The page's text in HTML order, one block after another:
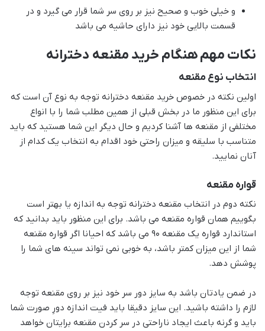
و خیلی خوب و صحیح نیز بر روی سر شما قرار می گیرد و در
قسمت بالایی خود نیز دارای حاشیه می باشد
نکات مهم هنگام خرید مقنعه دخترانه
انتخاب نوع مقنعه
اولین نکته در خصوص خرید مقنعه دخترانه توجه به نوع آن است که
برای این منظور ما در بخش قبلی از همین مطلب شما را با انواع
مختلفی از مقنعه ها آشنا کردیم و حال دیگر این شما هستید که باید
متناسب با سلیقه و میزان راحتی خود اقدام به انتخاب یک کدام از
آنان نمایید.
قواره مقنعه
نکته دوم در انتخاب مقنعه دخترانه توجه به اندازه یا بهتر است
بگوییم همان قواره مقنعه می باشد. برای این منظور باید بدانید که
استاندارد قواره یک مقنعه 90 می باشد که احیانا اگر قواره مقنعه
شما از این میزان کمتر باشد، به خوبی نمی تواند سینه های شما را
پوشش دهد.
در ضمن یادتان باشد به سایز دور سر خود نیز بر روی مقنعه توجه
لازم را داشته باشید. این سایز دقیقا باید فیت اندازه دورِ صورت شما
باید و گرنه باعث ایجاد ناراحتی در سر کردن مقنعه برایتان خواهد